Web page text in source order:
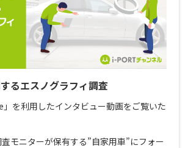
るエスノグラフィ調査
」を利用したインタビュー動画をご覧いた
モニターが保有する”自家用車”にフォー